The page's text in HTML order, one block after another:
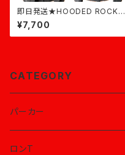
即日発送★HOODED ROCK★
チャコール
¥7,700
CATEGORY
パーカー
ロンT